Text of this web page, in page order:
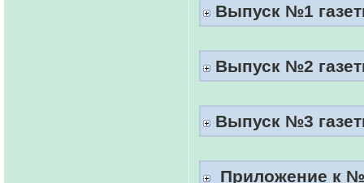
Выпуск №1
Выпуск №2
Выпуск №3
Приложение к